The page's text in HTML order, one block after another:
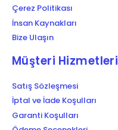
Çerez Politikası
İnsan Kaynakları
Bize Ulaşın
Müşteri Hizmetleri
Satış Sözleşmesi
İptal ve İade Koşulları
Garanti Koşulları